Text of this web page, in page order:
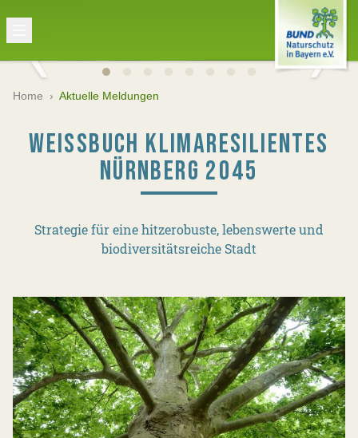
Home › Aktuelle Meldungen
WEISSBUCH KLIMARESILIENTES N
ÜRNBERG 2045
Strategie für eine hitzerobuste, lebenswerte und
biodiversitätsreiche Stadt